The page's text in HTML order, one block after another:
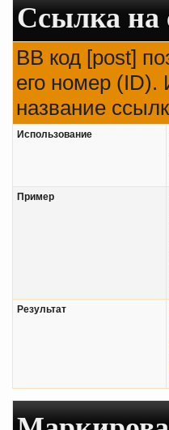
Ссылка на
BB код [post]
его номер (ID).
название
Использование
Пример
Результат